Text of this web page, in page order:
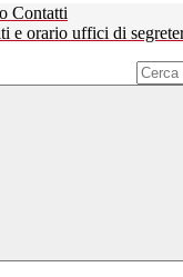
Contatti
e orario uffici di